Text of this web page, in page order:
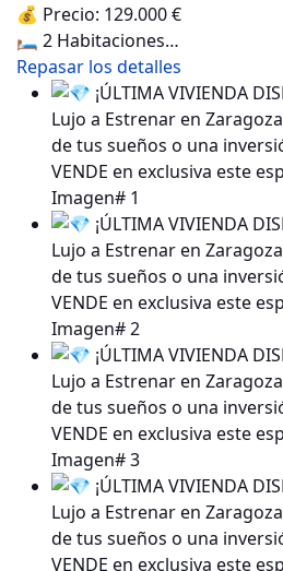
💰 Precio: 129.000 €
🛏️ 2 Habitaciones…
Repasar los detalles